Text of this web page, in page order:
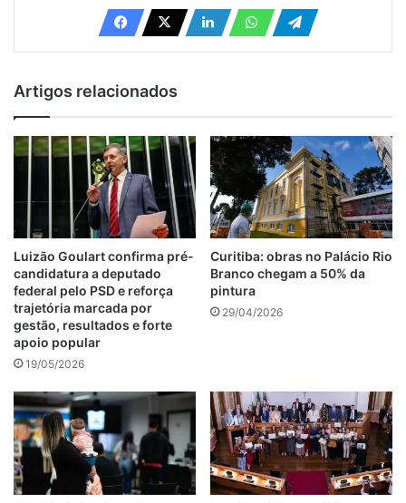
Artigos relacionados
Luizão Goulart confirma pré-
candidatura a deputado
federal pelo PSD e reforça
trajetória marcada por
gestão, resultados e forte
apoio popular
19/05/2026
Curitiba: obras no Palácio Rio
Branco chegam a 50% da
pintura
29/04/2026